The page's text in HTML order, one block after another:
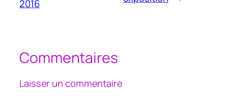
2016
Commentaires
Laisser un commentaire